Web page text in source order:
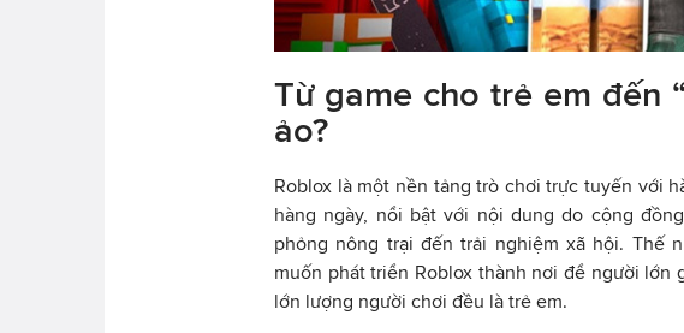
Từ game cho trẻ em đến
ảo?
Roblox là một nền tảng trò chơi trực tuyến với
hàng ngày, nổi bật với nội dung do cộng
phỏng nông trại đến trải nghiệm xã hội. Thế
muốn phát triển Roblox thành nơi để người lớn
lớn lượng người chơi đều là trẻ em.